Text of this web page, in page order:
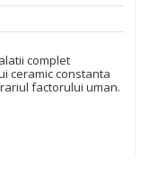
complet
ceramic constanta
factorului uman.